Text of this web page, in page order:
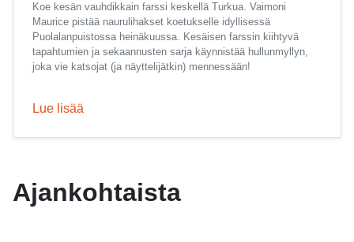
Ajankohtaista
Koe kesän vauhdikkain farssi keskellä Turkua. Vaimoni
Maurice pistää naurulihakset koetukselle idyllisessä
Puolalanpuistossa heinäkuussa. Kesäisen farssin kiihtyvä
tapahtumien ja sekaannusten sarja käynnistää hullunmyllyn,
joka vie katsojat (ja näyttelijätkin) mennessään!
Lue lisää